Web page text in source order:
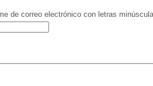
de correo electrónico con letras